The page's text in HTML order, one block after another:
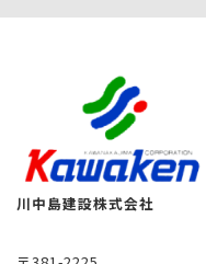
川中島建設株式会社